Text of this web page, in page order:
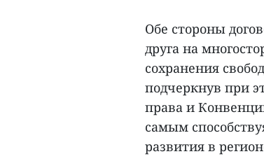
Обе стороны
друга на
сохранения
подчеркнув при
права и
самым
развития в